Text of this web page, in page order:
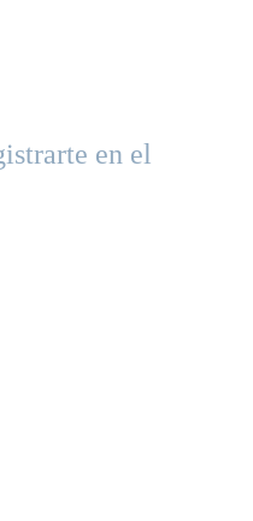
en el